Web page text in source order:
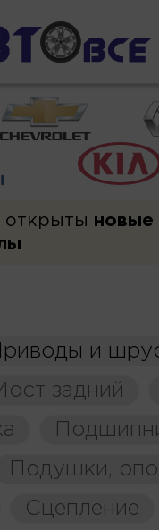
открыты новые
и
задний
Подушки,
Сцепление